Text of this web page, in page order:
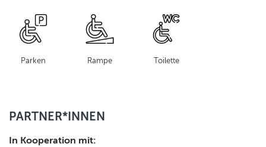
Parken Rampe Toilette
PARTNER*INNEN
In Kooperation mit: